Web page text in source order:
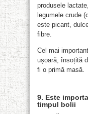
produsele
legumele crude
este picant,
fibre.
Cel mai
ușoară, însoțită
fi o primă masă.
9. Este
timpul bolii